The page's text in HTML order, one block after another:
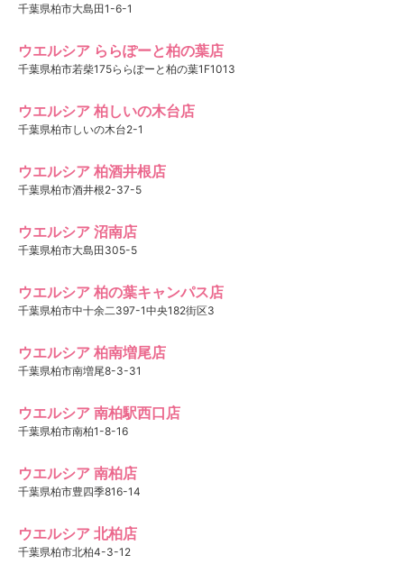
千葉県柏市大島田1-6-1
ウエルシア ららぽーと柏の葉店
千葉県柏市若柴175ららぽーと柏の葉1F1013
ウエルシア 柏しいの木台店
千葉県柏市しいの木台2-1
ウエルシア 柏酒井根店
千葉県柏市酒井根2-37-5
ウエルシア 沼南店
千葉県柏市大島田305-5
ウエルシア 柏の葉キャンパス店
千葉県柏市中十余二397-1中央182街区3
ウエルシア 柏南増尾店
千葉県柏市南増尾8-3-31
ウエルシア 南柏駅西口店
千葉県柏市南柏1-8-16
ウエルシア 南柏店
千葉県柏市豊四季816-14
ウエルシア 北柏店
千葉県柏市北柏4-3-12